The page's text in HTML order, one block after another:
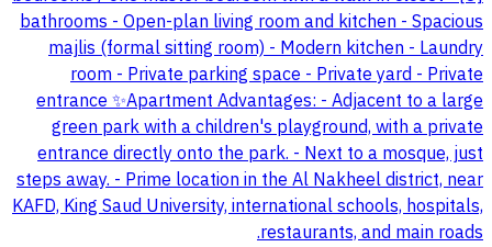
bathrooms - Open-plan living room and kitchen - Spacious
majlis (formal sitting room) - Modern kitchen - Laundry
room - Private parking space - Private yard - Private
entrance ✨Apartment Advantages: - Adjacent to a large
green park with a children's playground, with a private
entrance directly onto the park. - Next to a mosque, just
steps away. - Prime location in the Al Nakheel district, near
KAFD, King Saud University, international schools, hospitals,
restaurants, and main roads.